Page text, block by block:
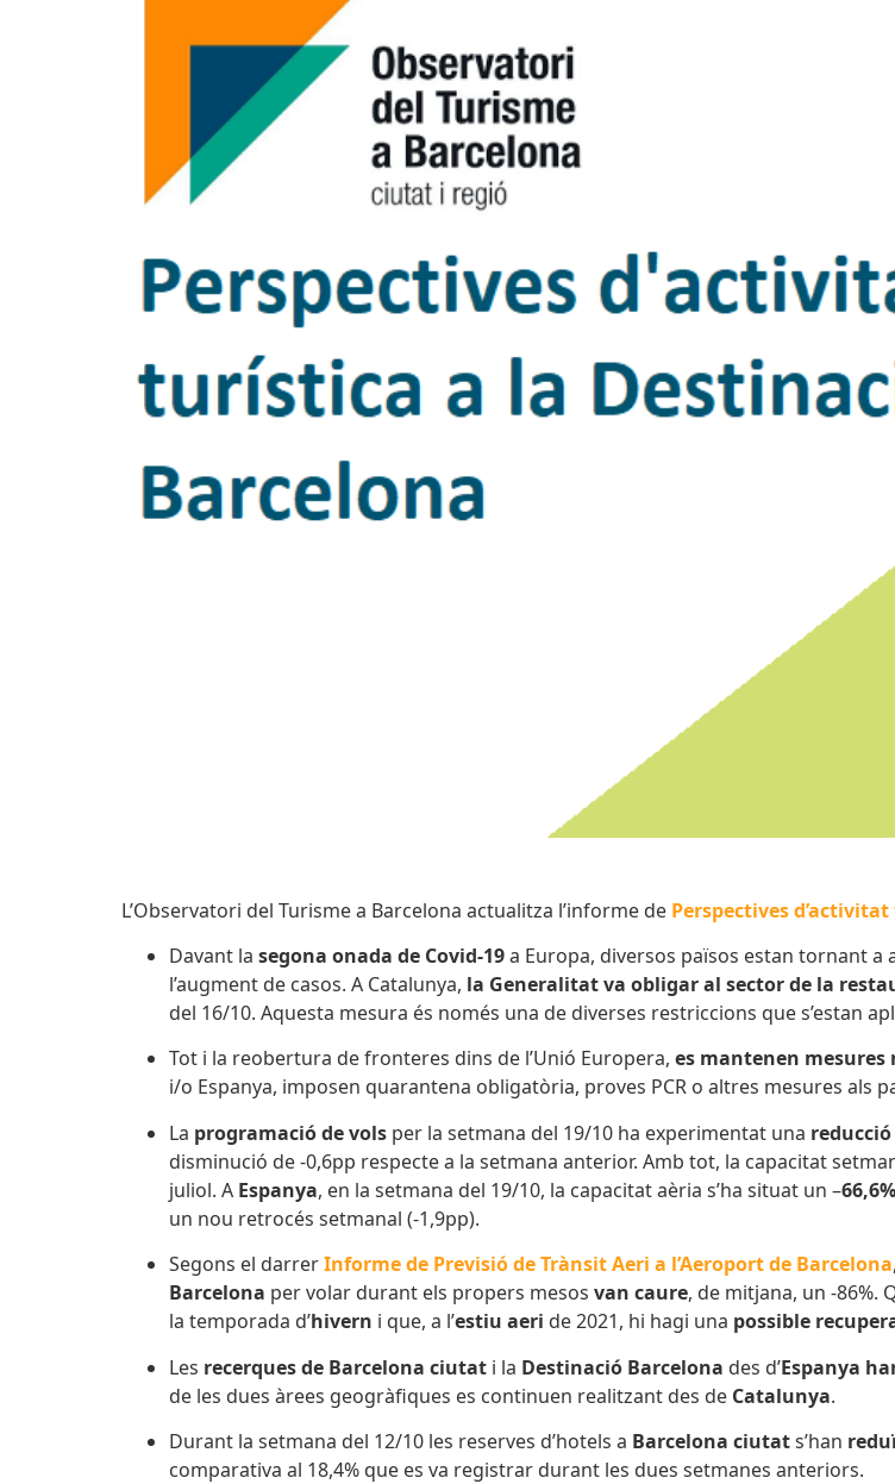
L’Observatori del Turisme a Barcelona actualitza l’informe de Perspectives
Davant la segona onada de Covid-19a Europa, diversos països estan tornant a
l’augment de casos. A Catalunya, la Generalitat va obligar al sector de la
del 16/10. Aquesta mesura és només una de diverses restriccions que s’estan
Tot i la reobertura de fronteres dins de l’Unió Europera, es mantenen mesures
i/o Espanya, imposen quarantena obligatòria, proves PCR o altres mesures als
La programació de vols per la setmana del 19/10 ha experimentat una reducció
disminució de -0,6pp respecte a la setmana anterior. Amb tot, la capacitat
juliol. A Espanya, en la setmana del 19/10, la capacitat aèria s’ha situat un –66,6%
un nou retrocés setmanal (-1,9pp).
Segons el darrerInforme de Previsió de Trànsit Aeri a l’Aeroport de Barcelona
Barcelona per volar durant els propers mesos van caure, de mitjana, un -86%.
la temporada d’hivern i que, a l’estiu aeri de 2021, hi hagi una possible
Les recerques de Barcelona ciutat i la Destinació Barcelona des d’Espanya
de les dues àrees geogràfiques es continuen realitzant des de Catalunya.
Durant la setmana del 12/10 les reserves d’hotels a Barcelona ciutats’han
comparativa al 18,4% que es va registrar durant les dues setmanes anteriors.